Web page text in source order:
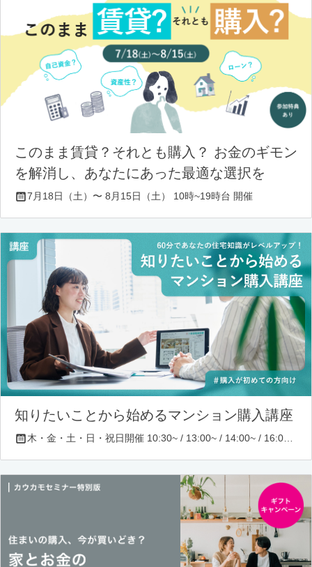
このまま賃貸？それとも購入？ お金のギモン
を解消し、あなたにあった最適な選択を
7月18日（土）〜 8月15日（土） 10時~19時台 開催
知りたいことから始めるマンション購入講座